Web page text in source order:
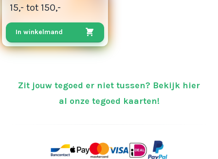
15,- tot 150,-
In winkelmand
Zit jouw tegoed er niet tussen? Bekijk hier
al onze tegoed kaarten!